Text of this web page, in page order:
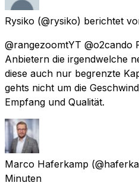
Rysiko (@rysiko) berichtet
@rangezoomtYT @o2cando
Anbietern die irgendwelche
diese auch nur begrenzte
gehts nicht um die
Empfang und Qualität.
Marco Haferkamp
Minuten